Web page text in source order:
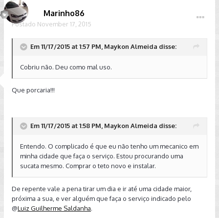
Marinho86
Postado November 17, 2015
Em 11/17/2015 at 1:57 PM, Maykon Almeida disse:
Cobriu não. Deu como mal uso.
Que porcaria!!!
Em 11/17/2015 at 1:58 PM, Maykon Almeida disse:
Entendo. O complicado é que eu não tenho um mecanico em
minha cidade que faça o serviço. Estou procurando uma
sucata mesmo. Comprar o teto novo e instalar.
De repente vale a pena tirar um dia e ir até uma cidade maior,
próxima a sua, e ver alguém que faça o serviço indicado pelo
@Luiz Guilherme Saldanha.